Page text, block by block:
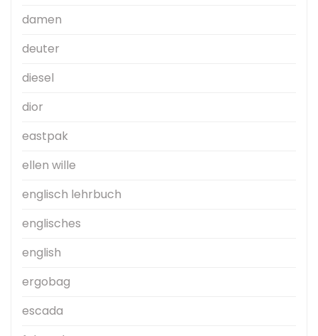
damen
deuter
diesel
dior
eastpak
ellen wille
englisch lehrbuch
englisches
english
ergobag
escada